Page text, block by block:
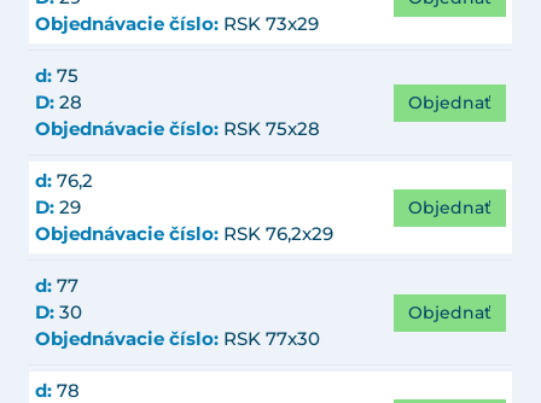
Objednávacie číslo: RSK 73x29
d: 75
D: 28
Objednávacie číslo: RSK 75x28
Objednať
d: 76,2
D: 29
Objednávacie číslo: RSK 76,2x29
Objednať
d: 77
D: 30
Objednávacie číslo: RSK 77x30
Objednať
d: 78